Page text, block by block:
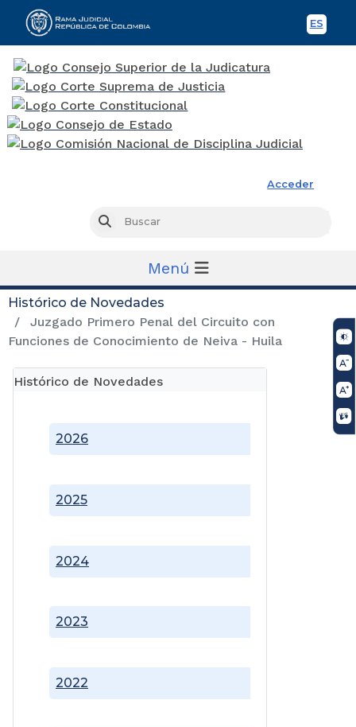
ES
Acceder
Buscar
Menú
Histórico de Novedades
Juzgado Primero Penal del Circuito con
Funciones de Conocimiento de Neiva - Huila
Histórico de Novedades
2022
2023
2024
2025
2026